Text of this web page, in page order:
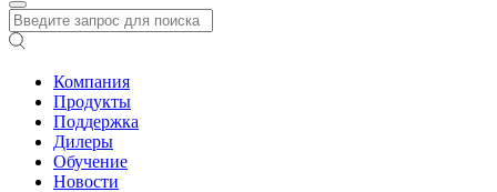
Компания
Продукты
Поддержка
Дилеры
Обучение
Новости